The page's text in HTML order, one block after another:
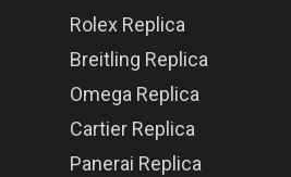
Rolex Replica
Breitling Replica
Omega Replica
Cartier Replica
Panerai Replica